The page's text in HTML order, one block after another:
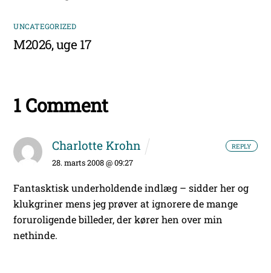
UNCATEGORIZED
M2026, uge 17
1 Comment
Charlotte Krohn
28. marts 2008 @ 09:27
Fantasktisk underholdende indlæg – sidder her og
klukgriner mens jeg prøver at ignorere de mange
foruroligende billeder, der kører hen over min
nethinde.
REPLY